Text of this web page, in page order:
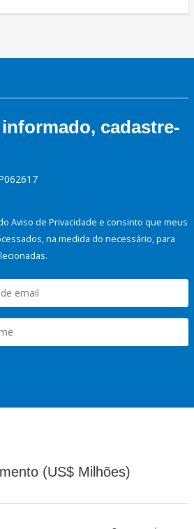
cadastre-
Aviso de Privacidade e consinto que meus
na medida do necessário, para
(US$ Milhões)